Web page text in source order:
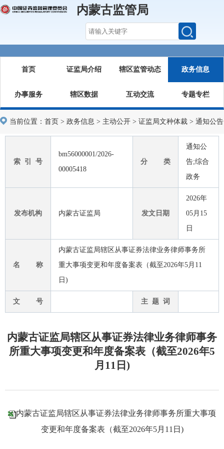
内蒙古监管局
首页 证监局介绍 辖区监管动态 政务信息
办事服务 辖区数据 互动交流 专题专栏
当前位置： 首页 > 政务信息 > 主动公开 > 证监局文种体裁 > 通知公告
索 引 号
bm56000001/2026-
00005418
分 类
通知公
告;综合
政务
发布机构 内蒙古证监局 发文日期
2026年
05月15
日
名 称
内蒙古证监局辖区从事证券法律业务律师事务所
重大事项变更和年度备案表（截至2026年5月11
日)
文 号 主 题 词
内蒙古证监局辖区从事证券法律业务律师事务
所重大事项变更和年度备案表（截至2026年5
月11日)
内蒙古证监局辖区从事证券法律业务律师事务所重大事项
变更和年度备案表（截至2026年5月11日)